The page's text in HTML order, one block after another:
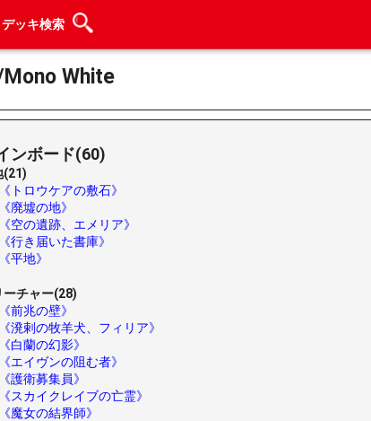
デッキ検索
White
ンボード(60)
(21)
《トロウケアの敷石》
《廃墟の地》
《空の遺跡、エメリア》
《行き届いた書庫》
《平地》
ーチャー(28)
《前兆の壁》
《溌剌の牧羊犬、フィリア》
《白蘭の幻影》
《エイヴンの阻む者》
《護衛募集員》
《スカイクレイブの亡霊》
《魔女の結界師》